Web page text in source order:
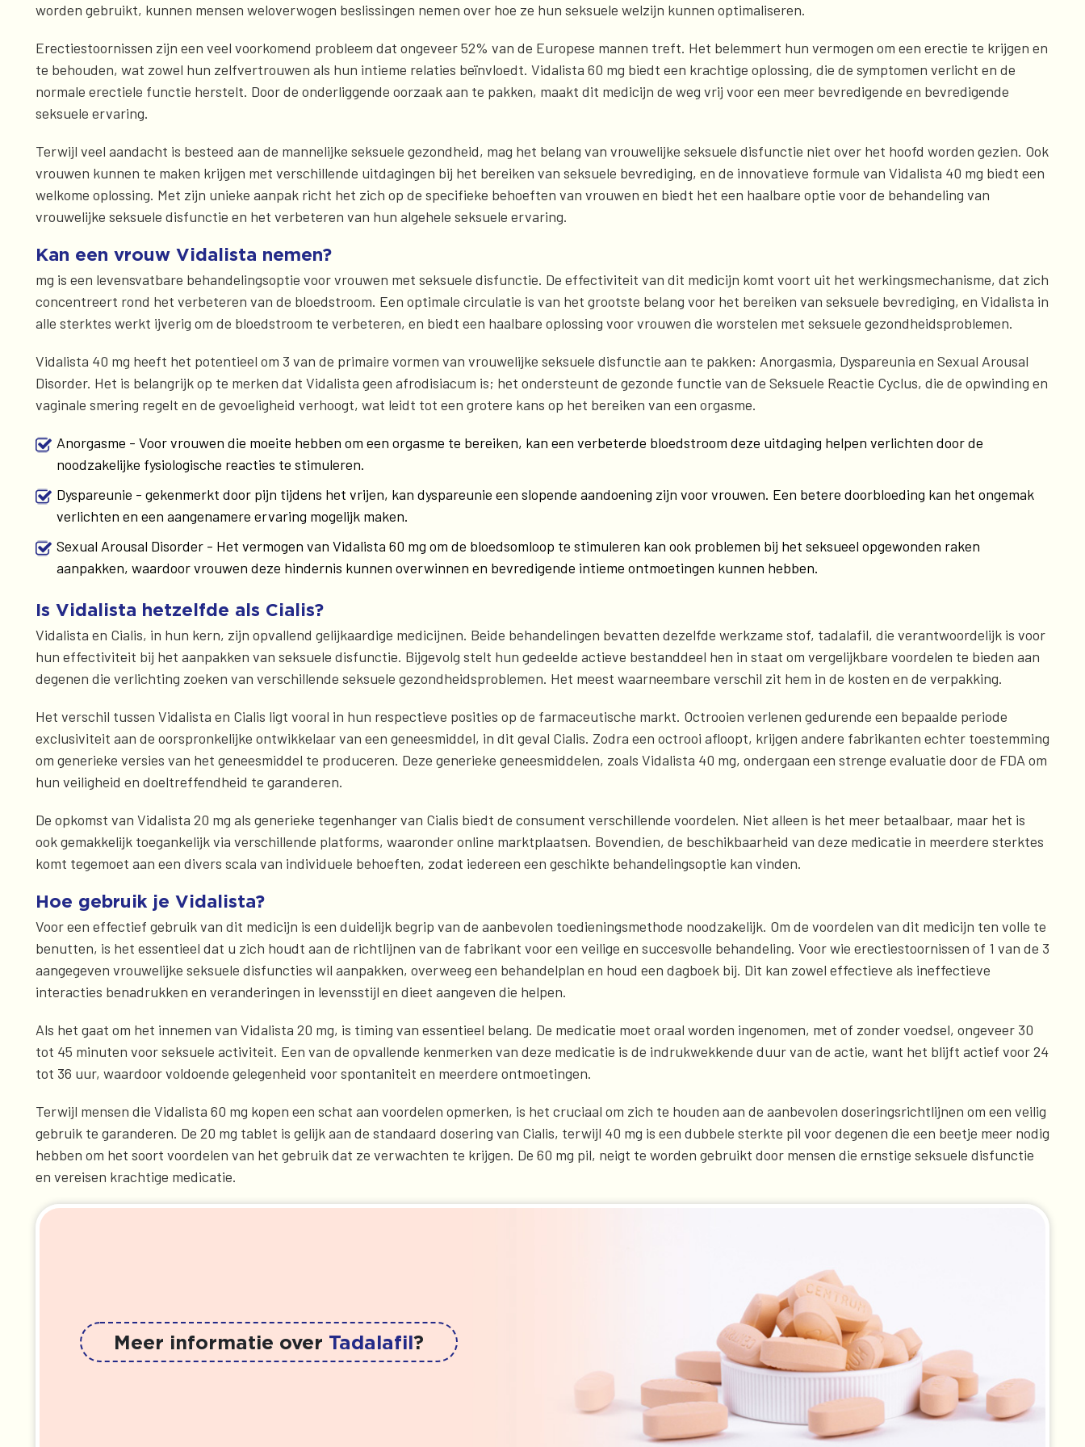
worden gebruikt, kunnen mensen weloverwogen beslissingen nemen over hoe ze hun seksuele welzijn kunnen optimaliseren.
Erectiestoornissen zijn een veel voorkomend probleem dat ongeveer 52% van de Europese mannen treft. Het belemmert hun vermogen om een erectie te krijgen en
te behouden, wat zowel hun zelfvertrouwen als hun intieme relaties beïnvloedt. Vidalista 60 mg biedt een krachtige oplossing, die de symptomen verlicht en de
normale erectiele functie herstelt. Door de onderliggende oorzaak aan te pakken, maakt dit medicijn de weg vrij voor een meer bevredigende en bevredigende
seksuele ervaring.
Terwijl veel aandacht is besteed aan de mannelijke seksuele gezondheid, mag het belang van vrouwelijke seksuele disfunctie niet over het hoofd worden gezien. Ook
vrouwen kunnen te maken krijgen met verschillende uitdagingen bij het bereiken van seksuele bevrediging, en de innovatieve formule van Vidalista 40 mg biedt een
welkome oplossing. Met zijn unieke aanpak richt het zich op de specifieke behoeften van vrouwen en biedt het een haalbare optie voor de behandeling van
vrouwelijke seksuele disfunctie en het verbeteren van hun algehele seksuele ervaring.
Kan een vrouw Vidalista nemen?
mg is een levensvatbare behandelingsoptie voor vrouwen met seksuele disfunctie. De effectiviteit van dit medicijn komt voort uit het werkingsmechanisme, dat zich
concentreert rond het verbeteren van de bloedstroom. Een optimale circulatie is van het grootste belang voor het bereiken van seksuele bevrediging, en Vidalista in
alle sterktes werkt ijverig om de bloedstroom te verbeteren, en biedt een haalbare oplossing voor vrouwen die worstelen met seksuele gezondheidsproblemen.
Vidalista 40 mg heeft het potentieel om 3 van de primaire vormen van vrouwelijke seksuele disfunctie aan te pakken: Anorgasmia, Dyspareunia en Sexual Arousal
Disorder. Het is belangrijk op te merken dat Vidalista geen afrodisiacum is; het ondersteunt de gezonde functie van de Seksuele Reactie Cyclus, die de opwinding en
vaginale smering regelt en de gevoeligheid verhoogt, wat leidt tot een grotere kans op het bereiken van een orgasme.
Anorgasme - Voor vrouwen die moeite hebben om een orgasme te bereiken, kan een verbeterde bloedstroom deze uitdaging helpen verlichten door de
noodzakelijke fysiologische reacties te stimuleren.
Dyspareunie - gekenmerkt door pijn tijdens het vrijen, kan dyspareunie een slopende aandoening zijn voor vrouwen. Een betere doorbloeding kan het ongemak
verlichten en een aangenamere ervaring mogelijk maken.
Sexual Arousal Disorder - Het vermogen van Vidalista 60 mg om de bloedsomloop te stimuleren kan ook problemen bij het seksueel opgewonden raken
aanpakken, waardoor vrouwen deze hindernis kunnen overwinnen en bevredigende intieme ontmoetingen kunnen hebben.
Is Vidalista hetzelfde als Cialis?
Vidalista en Cialis, in hun kern, zijn opvallend gelijkaardige medicijnen. Beide behandelingen bevatten dezelfde werkzame stof, tadalafil, die verantwoordelijk is voor
hun effectiviteit bij het aanpakken van seksuele disfunctie. Bijgevolg stelt hun gedeelde actieve bestanddeel hen in staat om vergelijkbare voordelen te bieden aan
degenen die verlichting zoeken van verschillende seksuele gezondheidsproblemen. Het meest waarneembare verschil zit hem in de kosten en de verpakking.
Het verschil tussen Vidalista en Cialis ligt vooral in hun respectieve posities op de farmaceutische markt. Octrooien verlenen gedurende een bepaalde periode
exclusiviteit aan de oorspronkelijke ontwikkelaar van een geneesmiddel, in dit geval Cialis. Zodra een octrooi afloopt, krijgen andere fabrikanten echter toestemming
om generieke versies van het geneesmiddel te produceren. Deze generieke geneesmiddelen, zoals Vidalista 40 mg, ondergaan een strenge evaluatie door de FDA om
hun veiligheid en doeltreffendheid te garanderen.
De opkomst van Vidalista 20 mg als generieke tegenhanger van Cialis biedt de consument verschillende voordelen. Niet alleen is het meer betaalbaar, maar het is
ook gemakkelijk toegankelijk via verschillende platforms, waaronder online marktplaatsen. Bovendien, de beschikbaarheid van deze medicatie in meerdere sterktes
komt tegemoet aan een divers scala van individuele behoeften, zodat iedereen een geschikte behandelingsoptie kan vinden.
Hoe gebruik je Vidalista?
Voor een effectief gebruik van dit medicijn is een duidelijk begrip van de aanbevolen toedieningsmethode noodzakelijk. Om de voordelen van dit medicijn ten volle te
benutten, is het essentieel dat u zich houdt aan de richtlijnen van de fabrikant voor een veilige en succesvolle behandeling. Voor wie erectiestoornissen of 1 van de 3
aangegeven vrouwelijke seksuele disfuncties wil aanpakken, overweeg een behandelplan en houd een dagboek bij. Dit kan zowel effectieve als ineffectieve
interacties benadrukken en veranderingen in levensstijl en dieet aangeven die helpen.
Als het gaat om het innemen van Vidalista 20 mg, is timing van essentieel belang. De medicatie moet oraal worden ingenomen, met of zonder voedsel, ongeveer 30
tot 45 minuten voor seksuele activiteit. Een van de opvallende kenmerken van deze medicatie is de indrukwekkende duur van de actie, want het blijft actief voor 24
tot 36 uur, waardoor voldoende gelegenheid voor spontaniteit en meerdere ontmoetingen.
Terwijl mensen die Vidalista 60 mg kopen een schat aan voordelen opmerken, is het cruciaal om zich te houden aan de aanbevolen doseringsrichtlijnen om een veilig
gebruik te garanderen. De 20 mg tablet is gelijk aan de standaard dosering van Cialis, terwijl 40 mg is een dubbele sterkte pil voor degenen die een beetje meer nodig
hebben om het soort voordelen van het gebruik dat ze verwachten te krijgen. De 60 mg pil, neigt te worden gebruikt door mensen die ernstige seksuele disfunctie
en vereisen krachtige medicatie.
Meer informatie over Tadalafil?